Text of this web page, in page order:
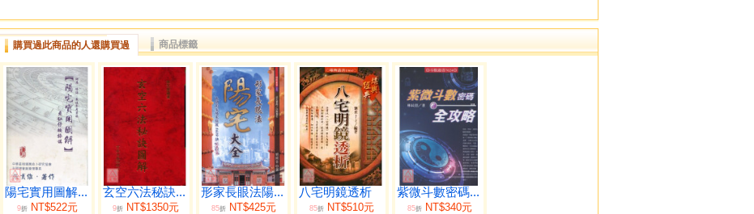
購買過此商品的人還購買過 商品標籤
陽宅實用圖解...
9折 NT$522元
玄空六法秘訣...
9折NT$1350元
形家長眼法陽...
85折NT$425元
八宅明鏡透析
85折NT$510元
紫微斗數密碼...
85折NT$340元